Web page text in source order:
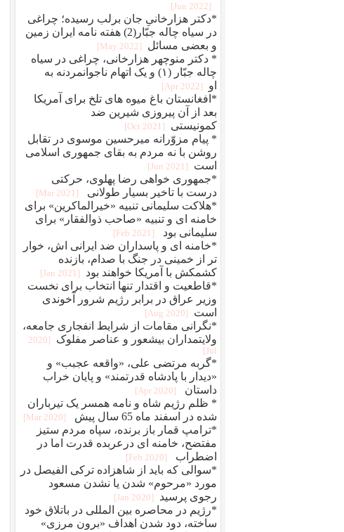
[2022 Jun]
*دکتر هزارخانیِ جان برلب رسیده؛ چراغی
در سیاه چاله جبّار(2) هفته نامه ایران زمین
و بعضی مسائل
[2022 May]
* دکتر منوچهر هزارخانی، چراغی در سیاه
چاله جبّار (۱) و یک اتهام ناجوانمردنه به
او
[2022 Apr]
*افغانستان باغ میوه های تلخ برای آمریکا
بعد از آن پیروزی شیرین ضد
کمونیستی
[2021 Oct]
* پیام مزوّرانه میرحسین موسوی در تقابل
روشن با نه مردم به بقای جمهوری اسلامی
است
[2021 Jun]
*جمهوری خواهی رضا پهلوی، حرکتی
درست با تاخیر بسیار طولانی
[2021 Mar]
*هلاکت سلیمانی تنبیه «خیرالماکرین» برای
خامنه ای و تنبیه «صاحب ذوالفقار» برای
سلیمانی بود
[2021 Feb]
*خامنه ای و پاسداران ضد ایرانی اش، خوار
تر از خمینی در جنگ با صدام، بازنده
کشمکش با آمریکا خواهند بود
[2021 Jan]
*قاطعیت و اقتدار تنها انتخاب برای نخست
وزیر عراق در برابر رژیم شرور آخوندی
است
[2020 Aug]
*نگرانی مقامات از شرایط انفجاری جامعه،
ولایتمداران بیشعور و عناصر مفلوک
[2020
Jul]
*گربه مرتضی علی، «واقعه عجبب» و
«دیدار با پادشاه قدرتمند» و پایان خراب
داستان
[2020 Apr]
* ظلم رژیم شاه و نامه همسر یک تیرباران
شده در اسفند ماه 65 سال پیش
[2020 Mar]
*ترامپ قمار باز برنده، سپاه مردم ستیز
مفتضح، خامنه ای درعربده قدرت اما در
اضطراب
[2020 Feb]
*سوالی که باید از شاهزاده ترکی الفیصل در
مورد «مرحوم» شدن یا نشدن مسعود
رجوی پرسید
[2020 Jan]
*رژیم در محاصره بین المللی در باتلاق خود
ساخته، دود شدن اهداف «برون مرزی»